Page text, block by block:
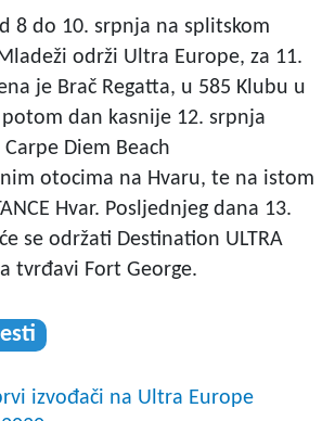
8 do 10. srpnja na splitskom
održi Ultra Europe, za 11.
je Brač Regatta, u 585 Klubu u
potom dan kasnije 12. srpnja
Carpe Diem Beach
otocima na Hvaru, te na istom
Hvar. Posljednjeg dana 13.
se održati Destination ULTRA
tvrđavi Fort George.
izvođači na Ultra Europe